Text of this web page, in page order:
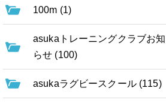
100m (1)
asukaトレーニングクラブお知
らせ (100)
asukaラグビースクール (115)